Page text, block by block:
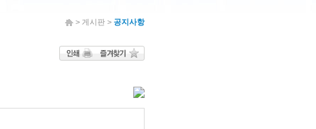
> 게시판 > 공지사항